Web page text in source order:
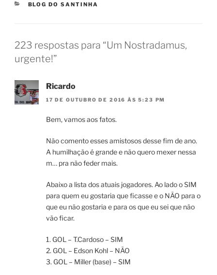
CATEGORIAS
BLOG DO SANTINHA
223 respostas para “Um Nostradamus,
urgente!”
Ricardo
17 DE OUTUBRO DE 2016 ÀS 5:23 PM
Bem, vamos aos fatos.
Não comento esses amistosos desse fim de ano.
A humilhação é grande e não quero mexer nessa
m… pra não feder mais.
Abaixo a lista dos atuais jogadores. Ao lado o SIM
para quem eu gostaria que ficasse e o NÃO para o
que eu não gostaria e para os que eu sei que não
vão ficar.
1. GOL – T.Cardoso – SIM
2. GOL – Edson Kohl – NÃO
3. GOL – Miller (base) – SIM